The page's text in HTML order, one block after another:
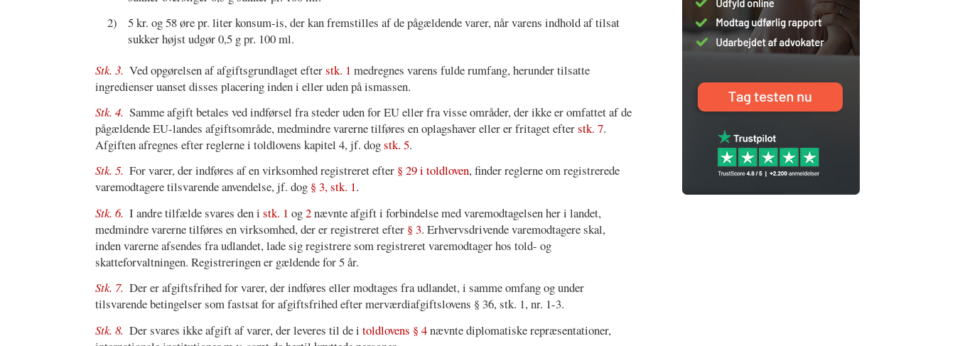
2)
5 kr. og 58 øre pr. liter konsum-is, der kan fremstilles af de pågældende varer, når varens indhold af tilsat
sukker højst udgør 0,5 g pr. 100 ml.
Stk. 3. Ved opgørelsen af afgiftsgrundlaget efterstk. 1 medregnes varens fulde rumfang, herunder tilsatte
ingredienser uanset disses placering inden i eller uden på ismassen.
Stk. 4. Samme afgift betales ved indførsel fra steder uden for EU eller fra visse områder, der ikke er omfattet af de
pågældende EU-landes afgiftsområde, medmindre varerne tilføres en oplagshaver eller er fritaget efterstk. 7.
Afgiften afregnes efter reglerne i toldlovens kapitel 4, jf. dogstk. 5.
Stk. 5. For varer, der indføres af en virksomhed registreret efter § 29 i toldloven, finder reglerne om registrerede
varemodtagere tilsvarende anvendelse, jf. dog § 3, stk. 1.
Stk. 6. I andre tilfælde svares den i stk. 1 og2nævnte afgift i forbindelse med varemodtagelsen her i landet,
medmindre varerne tilføres en virksomhed, der er registreret efter § 3. Erhvervsdrivende varemodtagere skal,
inden varerne afsendes fra udlandet, lade sig registrere som registreret varemodtager hos told- og
skatteforvaltningen. Registreringen er gældende for 5 år.
Stk. 7. Der er afgiftsfrihed for varer, der indføres eller modtages fra udlandet, i samme omfang og under
tilsvarende betingelser som fastsat for afgiftsfrihed efter merværdiafgiftslovens § 36, stk. 1, nr. 1-3.
Stk. 8. Der svares ikke afgift af varer, der leveres til de i toldlovens § 4nævnte diplomatiske repræsentationer,